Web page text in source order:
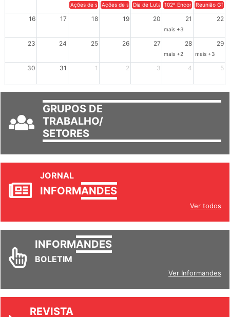
Ações de solidariedade a Cuba no Rio Grande do Sul - 100
Ações de solidariedade a Cuba no Rio Grande do
Dia de Luta em Defesa de Cuba e da
102º Encontro da
Reunião
16 17 18 19 20 21 22
mais +3
23 24 25 26 27 28 29
mais +2 mais +3
30 31 1 2 3 4 5
GRUPOS DE
TRABALHO/
SETORES
JORNAL
INFORMANDES
Ver todos
INFORMANDES
BOLETIM
Ver Informandes
REVISTA